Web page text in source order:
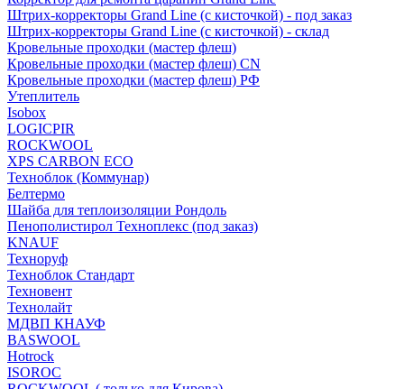
Штрих-корректоры Grand Line (с кисточкой) - под заказ
Штрих-корректоры Grand Line (с кисточкой) - склад
Кровельные проходки (мастер флеш)
Кровельные проходки (мастер флеш) CN
Кровельные проходки (мастер флеш) РФ
Утеплитель
Isobox
LOGICPIR
ROCKWOOL
XPS CARBON ECO
Техноблок (Коммунар)
Белтермо
Шайба для теплоизоляции Рондоль
Пенополистирол Техноплекс (под заказ)
KNАUF
Технoруф
Техноблок Стандарт
Техновент
Технолайт
МДВП КНАУФ
BASWOOL
Hotrock
ISOROC